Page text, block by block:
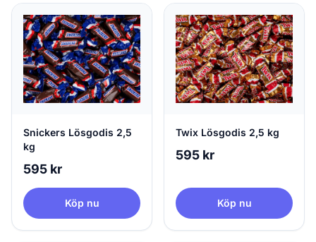
Snickers Lösgodis 2,5
kg
595 kr
Köp nu
Twix Lösgodis 2,5 kg
595 kr
Köp nu